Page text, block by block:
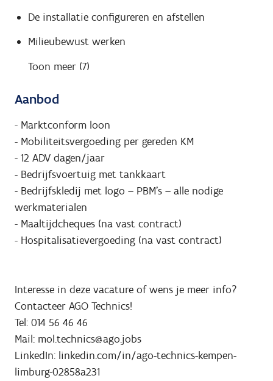
De installatie configureren en afstellen
Milieubewust werken
Toon meer (7)
Aanbod
- Marktconform loon
- Mobiliteitsvergoeding per gereden KM
- 12 ADV dagen/jaar
- Bedrijfsvoertuig met tankkaart
- Bedrijfskledij met logo – PBM's – alle nodige
werkmaterialen
- Maaltijdcheques (na vast contract)
- Hospitalisatievergoeding (na vast contract)
Interesse in deze vacature of wens je meer info?
Contacteer AGO Technics!
Tel: 014 56 46 46
Mail: mol.technics@ago.jobs
LinkedIn: linkedin.com/in/ago-technics-kempen-
limburg-02858a231